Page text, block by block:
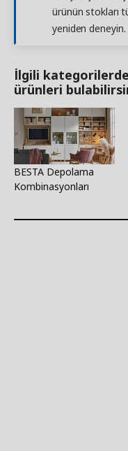
ürünün stokları
yeniden deneyin.
İlgili
ürünleri
BESTA Depolama
Kombinasyonları